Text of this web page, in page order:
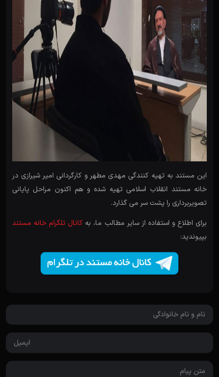
این مستند به تهیه کنندگی مهدی مطهر و کارگردانی امیر شیرازی در
خانه مستند انقلاب اسلامی تهیه شده و هم اکنون مراحل پایانی
تصویربرداری را پشت سر می گذارد.
برای اطلاع و استفاده از سایر مطالب ما، به کانال تلگرام خانه مستند
بپیوندید: